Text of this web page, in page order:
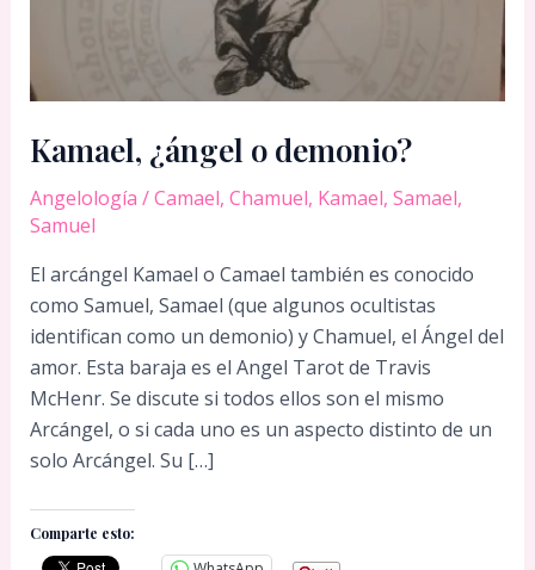
Kamael, ¿ángel o demonio?
Angelología /Camael, Chamuel, Kamael, Samael,
Samuel
El arcángel Kamael o Camael también es conocido
como Samuel, Samael (que algunos ocultistas
identifican como un demonio) y Chamuel, el Ángel del
amor. Esta baraja es el Angel Tarot de Travis
McHenr. Se discute si todos ellos son el mismo
Arcángel, o si cada uno es un aspecto distinto de un
solo Arcángel. Su […]
Comparte esto: